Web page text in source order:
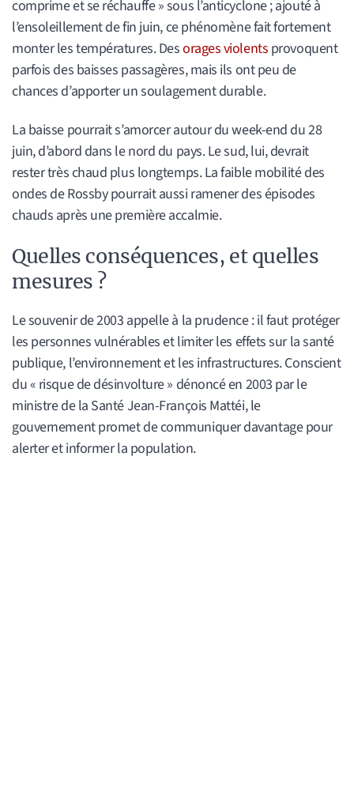
comprime et se réchauffe » sous l’anticyclone ; ajouté à
l’ensoleillement de fin juin, ce phénomène fait fortement
monter les températures. Desorages violents provoquent
parfois des baisses passagères, mais ils ont peu de
chances d’apporter un soulagement durable.
La baisse pourrait s’amorcer autour du week-end du 28
juin, d’abord dans le nord du pays. Le sud, lui, devrait
rester très chaud plus longtemps. La faible mobilité des
ondes de Rossby pourrait aussi ramener des épisodes
chauds après une première accalmie.
Quelles conséquences, et quelles
mesures ?
Le souvenir de 2003 appelle à la prudence : il faut protéger
les personnes vulnérables et limiter les effets sur la santé
publique, l’environnement et les infrastructures. Conscient
du « risque de désinvolture » dénoncé en 2003 par le
ministre de la Santé Jean-François Mattéi, le
gouvernement promet de communiquer davantage pour
alerter et informer la population.